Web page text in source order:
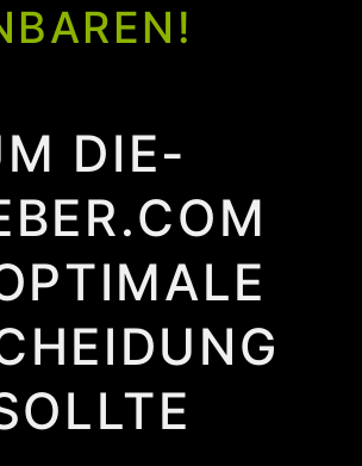
DIE-